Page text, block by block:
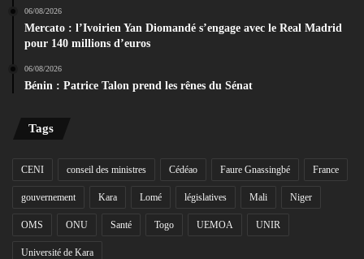
06/08/2026
Mercato : l’Ivoirien Yan Diomandé s’engage avec le Real Madrid
pour 140 millions d’euros
06/08/2026
Bénin : Patrice Talon prend les rênes du Sénat
Tags
CENI conseil des ministres Cédéao Faure Gnassingbé France
gouvernement Kara Lomé législatives Mali Niger
OMS ONU Santé Togo UEMOA UNIR
Université de Kara